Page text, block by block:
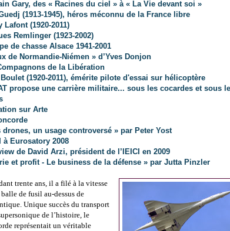
Gary, des « Racines du ciel » à « La Vie devant soi »
(1913-1945), héros méconnu de la France libre
Lafont (1920-2011)
Remlinger (1923-2002)
de chasse Alsace 1941-2001
de Normandie-Niémen » d’Yves Donjon
de la Libération
(1920-2011), émérite pilote d'essai sur hélicoptère
propose une carrière militaire... sous les cocardes et sous
sur Arte
drones, un usage controversé » par Peter Yost
à Eurosatory 2008
de David Arzi, président de l’IEICI en 2009
et profit - Le business de la défense » par Jutta Pinzler
trente ans, il a filé à la vitesse
balle de fusil au-dessus de
Unique succès du transport
de l’histoire, le
représentait un véritable